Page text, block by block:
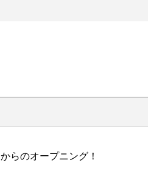
らのオープニング！